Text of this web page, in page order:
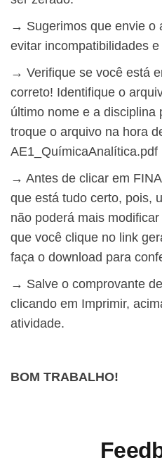
→ Sugerimos que envie o
evitar incompatibilidades
→ Verifique se você está
correto! Identifique o
último nome e a disciplina
troque o arquivo na hora
AE1_QuímicaAnalítica.pdf
→ Antes de clicar em
que está tudo certo, pois,
não poderá mais
que você clique no link
faça o download para
→ Salve o comprovante
clicando em Imprimir,
atividade.
BOM TRABALHO!